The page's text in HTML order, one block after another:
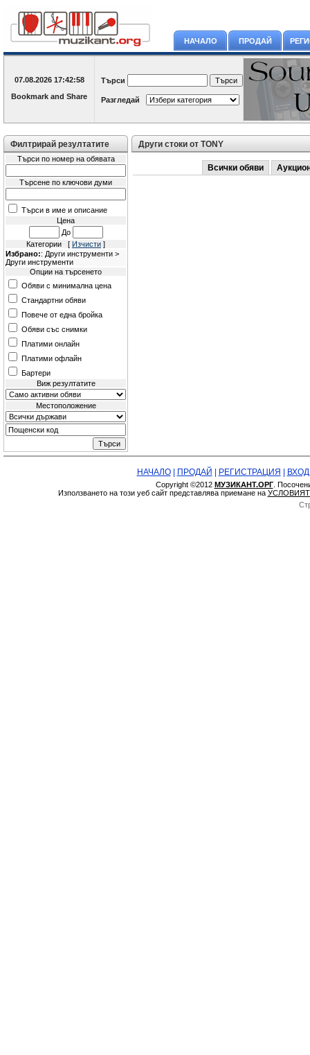
НАЧАЛО ПРОДАЙ
07.08.2026 17:42:58 Търси
Разгледай
Филтрирай резултатите
Търси по номер на обявата
Търсене по ключови думи
Търси в име и описание
Цена
До
Категории [ Изчисти ]
Избрано:: Други инструменти >
Други инструменти
Опции на търсенето
Обяви с минимална цена
Стандартни обяви
Повече от една бройка
Обяви със снимки
Платими онлайн
Платими офлайн
Бартери
Виж резултатите
Местоположение
Други стоки от TONY
Всички обяви
НАЧАЛО| ПРОДАЙ РЕГИСТРАЦИЯ ВХОД
Copyright ©2012 МУЗИКАНТ.ОРГ.
Използването на този уеб сайт представлява приемане на